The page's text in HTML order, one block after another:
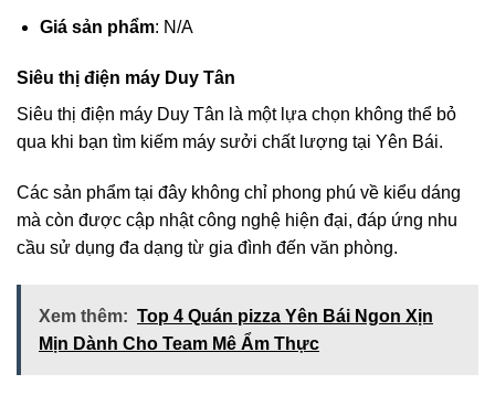
Giá sản phẩm: N/A
Siêu thị điện máy Duy Tân
Siêu thị điện máy Duy Tân là một lựa chọn không thể bỏ
qua khi bạn tìm kiếm máy sưởi chất lượng tại Yên Bái.
Các sản phẩm tại đây không chỉ phong phú về kiểu dáng
mà còn được cập nhật công nghệ hiện đại, đáp ứng nhu
cầu sử dụng đa dạng từ gia đình đến văn phòng.
Xem thêm: Top 4 Quán pizza Yên Bái Ngon Xịn
Mịn Dành Cho Team Mê Ẩm Thực